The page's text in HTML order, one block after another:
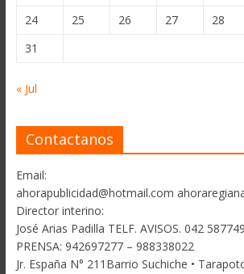
24
25 26 27 28
31
« Jul
Contactanos
Email:
ahorapublicidad@hotmail.com
Director interino:
José Arias Padilla TELF. AVISOS. 042
PRENSA: 942697277 – 988338022
Jr. España N° 211Barrio Suchiche •